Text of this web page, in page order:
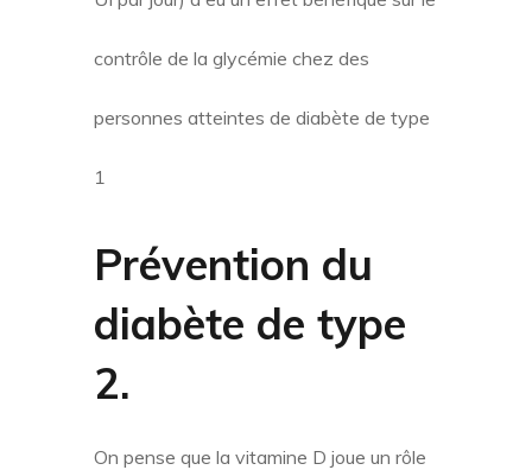
contrôle de la glycémie chez des
personnes atteintes de diabète de type
1
Prévention du
diabète de type
2.
On pense que la vitamine D joue un rôle